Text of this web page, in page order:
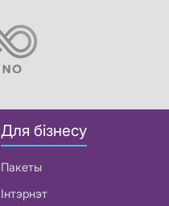
Для бізнесу
Пакеты
Інтэрнэт